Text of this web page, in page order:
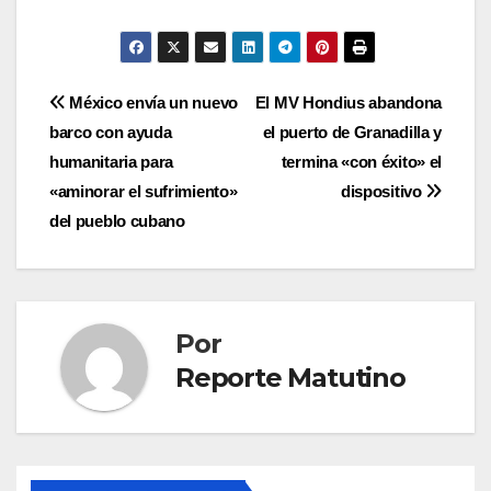
Navegación
de
entradas
El MV Hondius abandona
el puerto de Granadilla y
termina «con éxito» el
dispositivo
México envía un nuevo
barco con ayuda
humanitaria para
«aminorar el sufrimiento»
del pueblo cubano
Por
Reporte Matutino